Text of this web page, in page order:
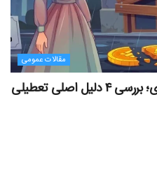
مقالات عمومی
پایان تلخ پروژه‌های میلیون دلاری؛ بررسی ۴ دلیل اصلی تعطیلی